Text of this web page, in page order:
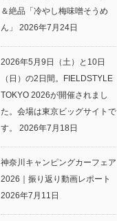
＆絶品「冷やし梅味噌そうめ
ん」
2026年7月24日
2026年5月9日（土）と10日
（日）の2日間。FIELDSTYLE
TOKYO 2026が開催されまし
た。会場は東京ビッグサイトで
す。
2026年7月18日
神奈川キャンピングカーフェア
2026｜振り返り動画レポート
2026年7月11日